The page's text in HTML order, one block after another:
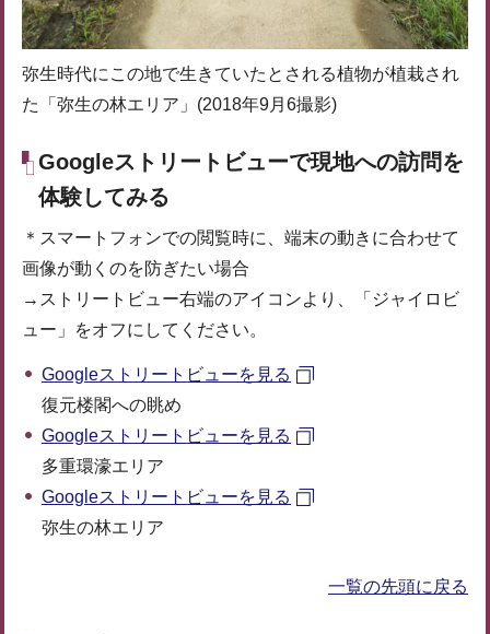
弥生時代にこの地で生きていたとされる植物が植栽され
た「弥生の林エリア」(2018年9月6撮影)
Googleストリートビューで現地への訪問を
体験してみる
＊スマートフォンでの閲覧時に、端末の動きに合わせて
画像が動くのを防ぎたい場合
→ストリートビュー右端のアイコンより、「ジャイロビ
ュー」をオフにしてください。
Googleストリートビューを見る
復元楼閣への眺め
Googleストリートビューを見る
多重環濠エリア
Googleストリートビューを見る
弥生の林エリア
一覧の先頭に戻る